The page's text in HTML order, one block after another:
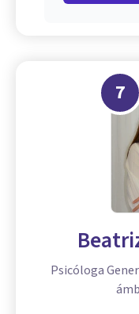
7
Psicóloga